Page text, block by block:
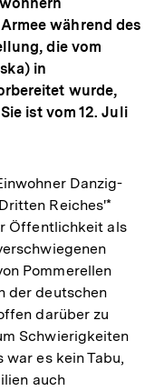
während des
die vom
in
wurde,
ist vom 12. Juli
Danzig-
Reiches'*
Öffentlichkeit als
Pommerellen
der deutschen
darüber zu
Schwierigkeiten
es kein Tabu,
auch